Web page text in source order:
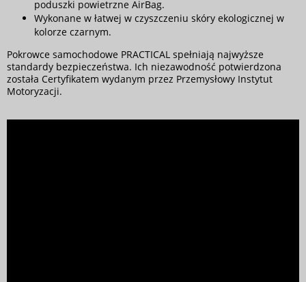
poduszki powietrzne AirBag.
Wykonane w łatwej w czyszczeniu skóry ekologicznej w
kolorze czarnym.
Pokrowce samochodowe PRACTICAL spełniają najwyższe
standardy bezpieczeństwa. Ich niezawodność potwierdzona
została Certyfikatem wydanym przez Przemysłowy Instytut
Motoryzacji.